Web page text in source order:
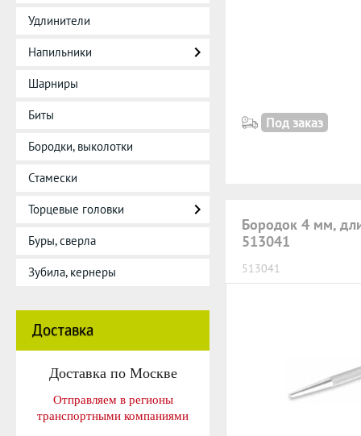
Удлинители
Напильники
Шарниры
Биты
Бородки, выколотки
Стамески
Торцевые головки
Буры, сверла
Зубила, кернеры
Доставка
Доставка по Москве
Отправляем в регионы
транспортными компаниями
Под заказ
Бородок 4 мм,
513041
513041